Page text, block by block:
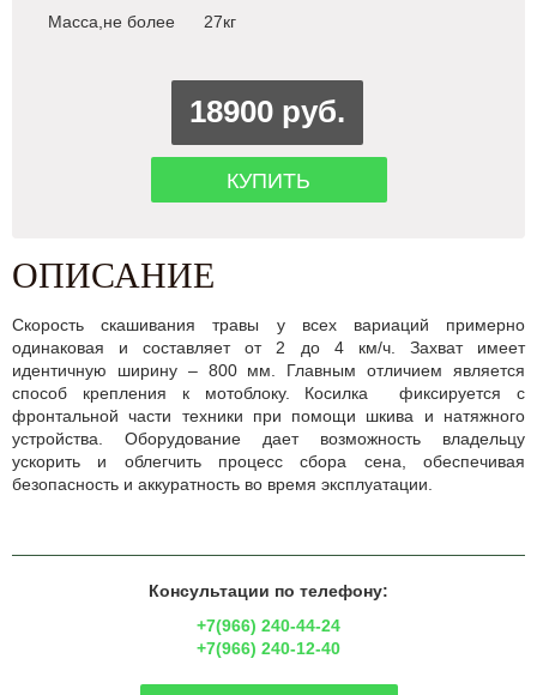
Масса,не более 27кг
18900 руб.
КУПИТЬ
ОПИСАНИЕ
Скорость скашивания травы у всех вариаций примерно
одинаковая и составляет от 2 до 4 км/ч. Захват имеет
идентичную ширину – 800 мм. Главным отличием является
способ крепления к мотоблоку. Косилка фиксируется с
фронтальной части техники при помощи шкива и натяжного
устройства. Оборудование дает возможность владельцу
ускорить и облегчить процесс сбора сена, обеспечивая
безопасность и аккуратность во время эксплуатации.
Консультации по телефону:
+7(966) 240-44-24
+7(966) 240-12-40